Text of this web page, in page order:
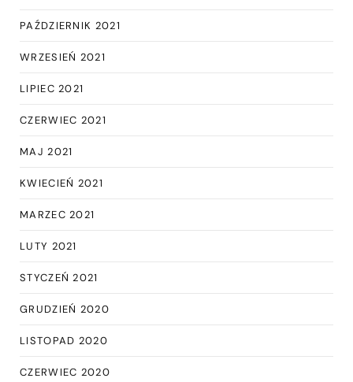
PAŹDZIERNIK 2021
WRZESIEŃ 2021
LIPIEC 2021
CZERWIEC 2021
MAJ 2021
KWIECIEŃ 2021
MARZEC 2021
LUTY 2021
STYCZEŃ 2021
GRUDZIEŃ 2020
LISTOPAD 2020
CZERWIEC 2020